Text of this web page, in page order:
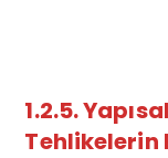
1.2.5.
Tehlikelerin